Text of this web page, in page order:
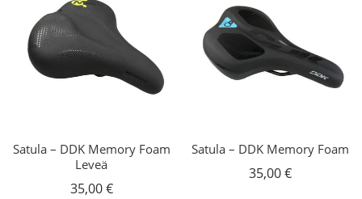
Satula – DDK Memory Foam
Leveä
35,00€
Satula – DDK Memory Foam
35,00€